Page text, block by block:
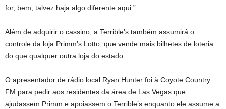
for, bem, talvez haja algo diferente aqui.”
Além de adquirir o cassino, a Terrible’s também assumirá o
controle da loja Primm’s Lotto, que vende mais bilhetes de loteria
do que qualquer outra loja do estado.
O apresentador de rádio local Ryan Hunter foi à Coyote Country
FM para pedir aos residentes da área de Las Vegas que
ajudassem Primm e apoiassem o Terrible’s enquanto ele assume a